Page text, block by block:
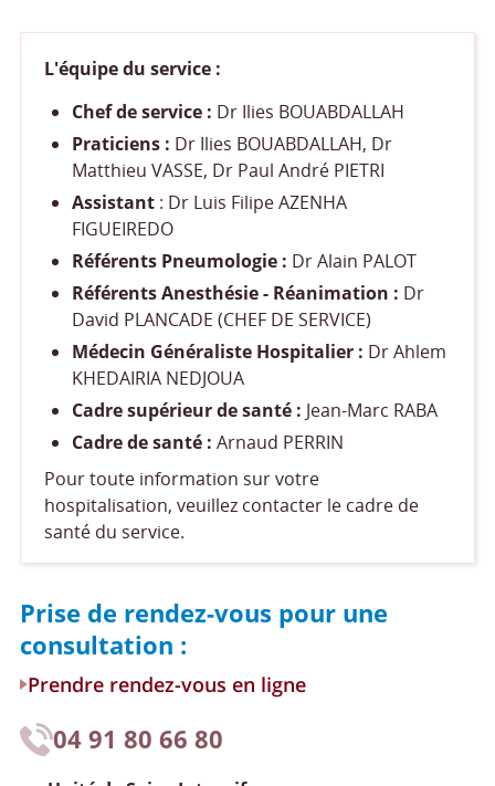
L'équipe du service :
Chef de service : Dr Ilies BOUABDALLAH
Praticiens : Dr Ilies BOUABDALLAH, Dr
Matthieu VASSE, Dr Paul André PIETRI
Assistant : Dr Luis Filipe AZENHA
FIGUEIREDO
Référents Pneumologie : Dr Alain PALOT
Référents Anesthésie - Réanimation : Dr
David PLANCADE (CHEF DE SERVICE)
Médecin Généraliste Hospitalier : Dr Ahlem
KHEDAIRIA NEDJOUA
Cadre supérieur de santé : Jean-Marc RABA
Cadre de santé : Arnaud PERRIN
Pour toute information sur votre
hospitalisation, veuillez contacter le cadre de
santé du service.
Prise de rendez-vous pour une
consultation :
Prendre rendez-vous en ligne
04 91 80 66 80